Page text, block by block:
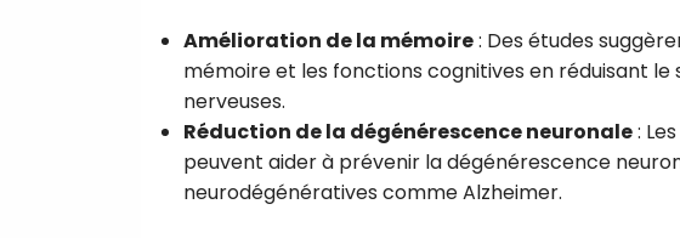
Amélioration de la mémoire: Des études
mémoire et les fonctions cognitives en réduisant
nerveuses.
Réduction de la dégénérescence neuronale:
peuvent aider à prévenir la dégénérescence
neurodégénératives comme Alzheimer.